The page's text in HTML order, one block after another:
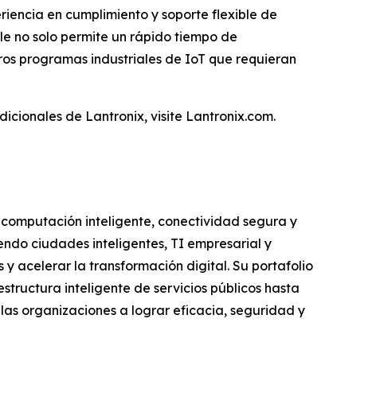
en cumplimiento y soporte flexible de
no solo permite un rápido tiempo de
programas industriales de IoT que requieran
de Lantronix, visite Lantronix.com.
inteligente, conectividad segura y
ciudades inteligentes, TI empresarial y
y acelerar la transformación digital. Su portafolio
inteligente de servicios públicos hasta
organizaciones a lograr eficacia, seguridad y